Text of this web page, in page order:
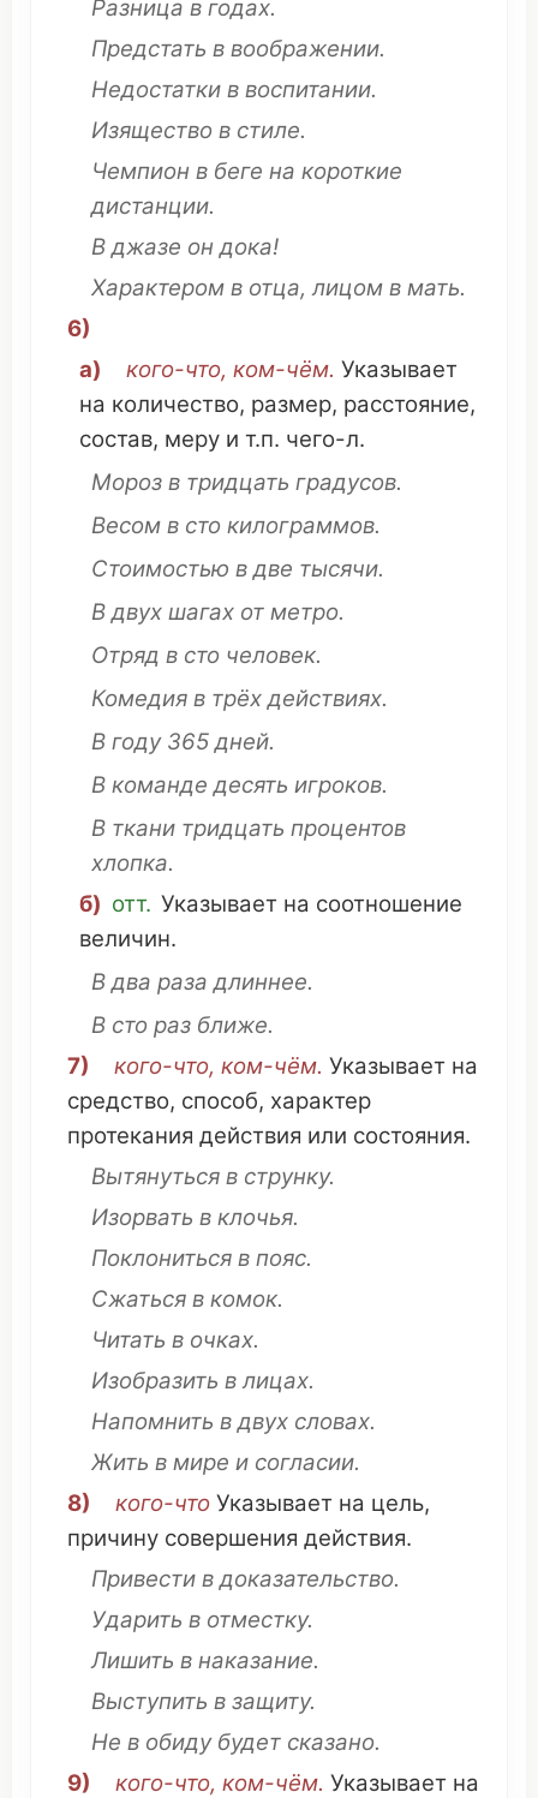
Разница в годах.
Предстать в воображении.
Недостатки в воспитании.
Изящество в стиле.
Чемпион в беге на короткие
дистанции.
Вджазе он дока!
Характером в отца, лицом в мать.
6)
а)
кого-что, ком-чём. Указывает
на количество, размер, расстояние,
состав, меру и т.п. чего-л.
Мороз в тридцать градусов.
Весом в сто килограммов.
Стоимостью вдве тысячи.
В двух шагах от метро.
Отряд в сто человек.
Комедия в трёхдействиях.
В году365дней.
В команде десять игроков.
В ткани тридцать процентов
хлопка.
б) отт. Указывает на соотношение
величин.
В два разадлиннее.
В сто раз ближе.
7)
кого-что, ком-чём. Указывает на
средство, способ, характер
протекания действия или состояния.
Вытянуться в струнку.
Изорвать в клочья.
Поклониться в пояс.
Сжаться в комок.
Читать в очках.
Изобразить влицах.
Напомнить в двух словах.
Жить в мире и согласии.
8)
кого-что Указывает на цель,
причину совершения действия.
Привести вдоказательство.
Ударить в отместку.
Лишить в наказание.
Выступить в защиту.
Не в обидубудет сказано.
9)
кого-что, ком-чём. Указывает на